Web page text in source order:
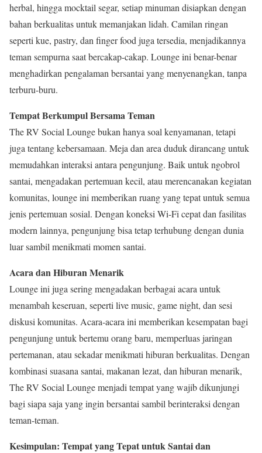
herbal, hingga mocktail segar, setiap minuman disiapkan dengan
bahan berkualitas untuk memanjakan lidah. Camilan ringan
seperti kue, pastry, dan finger food juga tersedia, menjadikannya
teman sempurna saat bercakap-cakap. Lounge ini benar-benar
menghadirkan pengalaman bersantai yang menyenangkan, tanpa
terburu-buru.
Tempat Berkumpul Bersama Teman
The RV Social Lounge bukan hanya soal kenyamanan, tetapi
juga tentang kebersamaan. Meja dan area duduk dirancang untuk
memudahkan interaksi antara pengunjung. Baik untuk ngobrol
santai, mengadakan pertemuan kecil, atau merencanakan kegiatan
komunitas, lounge ini memberikan ruang yang tepat untuk semua
jenis pertemuan sosial. Dengan koneksi Wi-Fi cepat dan fasilitas
modern lainnya, pengunjung bisa tetap terhubung dengan dunia
luar sambil menikmati momen santai.
Acara dan Hiburan Menarik
Lounge ini juga sering mengadakan berbagai acara untuk
menambah keseruan, seperti live music, game night, dan sesi
diskusi komunitas. Acara-acara ini memberikan kesempatan bagi
pengunjung untuk bertemu orang baru, memperluas jaringan
pertemanan, atau sekadar menikmati hiburan berkualitas. Dengan
kombinasi suasana santai, makanan lezat, dan hiburan menarik,
The RV Social Lounge menjadi tempat yang wajib dikunjungi
bagi siapa saja yang ingin bersantai sambil berinteraksi dengan
teman-teman.
Kesimpulan: Tempat yang Tepat untuk Santai dan